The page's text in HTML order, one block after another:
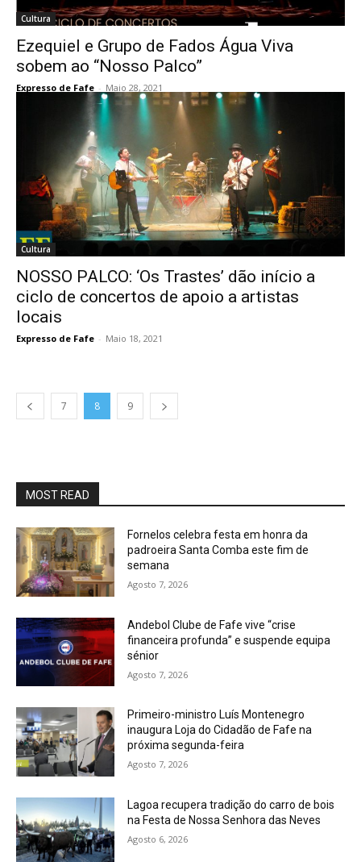
Cultura
Ezequiel e Grupo de Fados Água Viva
sobem ao “Nosso Palco”
Expresso de Fafe - Maio 28, 2021
Cultura
NOSSO PALCO: ‘Os Trastes’ dão início a
ciclo de concertos de apoio a artistas
locais
Expresso de Fafe - Maio 18, 2021
7 8 9
MOST READ
Fornelos celebra festa em honra da
padroeira Santa Comba este fim de
semana
Agosto 7, 2026
Andebol Clube de Fafe vive “crise
financeira profunda” e suspende equipa
sénior
Agosto 7, 2026
Primeiro-ministro Luís Montenegro
inaugura Loja do Cidadão de Fafe na
próxima segunda-feira
Agosto 7, 2026
Lagoa recupera tradição do carro de bois
na Festa de Nossa Senhora das Neves
Agosto 6, 2026